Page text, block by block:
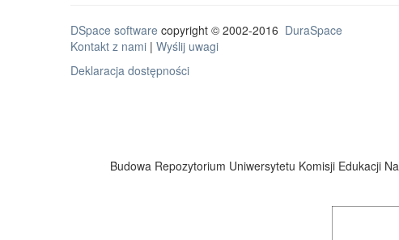
DSpace software copyright © 2002-2016 DuraSpace
Kontakt z nami | Wyślij uwagi
Deklaracja dostępności
Budowa Repozytorium Uniwersytetu Komisji Edukacji